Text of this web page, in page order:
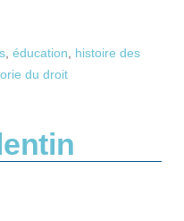
, éducation, histoire des
du droit